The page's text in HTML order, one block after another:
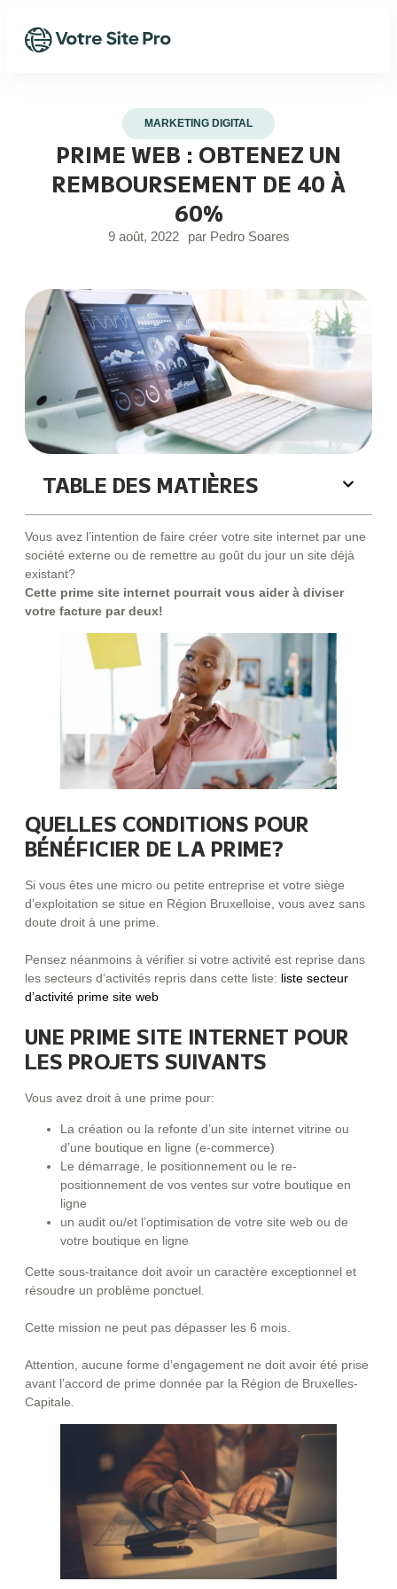
MARKETING DIGITAL
PRIME WEB : OBTENEZ UN
REMBOURSEMENT DE 40 À
60%
9 août, 2022 par Pedro Soares
TABLE DES MATIÈRES
Vous avez l’intention de faire créer votre site internet par une
société externe ou de remettre au goût du jour un site déjà
existant?
Cette prime site internet pourrait vous aider à diviser
votre facture par deux!
QUELLES CONDITIONS POUR
BÉNÉFICIER DE LA PRIME?
Si vous êtes une micro ou petite entreprise et votre siège
d’exploitation se situe en Région Bruxelloise, vous avez sans
doute droit à une prime.
Pensez néanmoins à vérifier si votre activité est reprise dans
les secteurs d’activités repris dans cette liste: liste secteur
d’activité prime site web
UNE PRIME SITE INTERNET POUR
LES PROJETS SUIVANTS
Vous avez droit à une prime pour:
La création ou la refonte d’un site internet vitrine ou
d’une boutique en ligne (e-commerce)
Le démarrage, le positionnement ou le re-
positionnement de vos ventes sur votre boutique en
ligne
un audit ou/et l’optimisation de votre site web ou de
votre boutique en ligne
Cette sous-traitance doit avoir un caractère exceptionnel et
résoudre un problème ponctuel.
Cette mission ne peut pas dépasser les 6 mois.
Attention, aucune forme d’engagement ne doit avoir été prise
avant l’accord de prime donnée par la Région de Bruxelles-
Capitale.